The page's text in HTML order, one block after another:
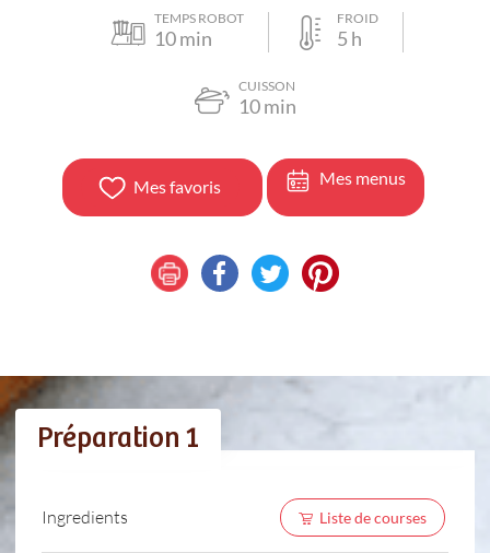
TEMPS ROBOT
10min
FROID
5 h
CUISSON
10min
Mes favoris Mes menus
Préparation 1
Ingredients Liste de courses